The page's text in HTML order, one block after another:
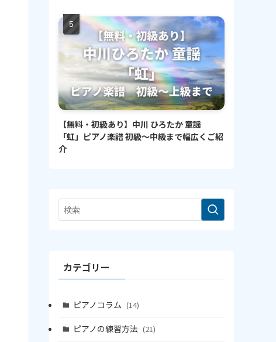
【無料・初級あり】中川 ひろたか 童謡
「虹」ピアノ楽譜 初級〜中級まで幅広くご紹
介
カテゴリー
ピアノコラム (14)
ピアノの練習方法 (21)